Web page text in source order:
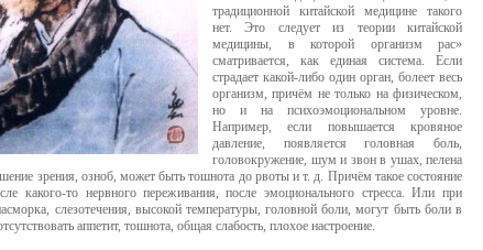
традиционной китайской медицине такого
нет. Это следует из теории китайской
медицины, в которой организм рас»
сматривается, как единая система. Если
страдает какой-либо один орган, болеет весь
организм, причём не только на физическом,
но и на психоэмоциональном уровне.
Например, если повышается кровяное
давление, появляется головная боль,
головокружение, шум и звон в ушах, пелена
зрения, озноб, может быть тошнота до рвоты и т. д. Причём такое состояние
какого-то нервного переживания, после эмоционального стресса. Или при
слезотечения, высокой температуры, головной боли, могут быть боли в
аппетит, тошнота, общая слабость, плохое настроение.